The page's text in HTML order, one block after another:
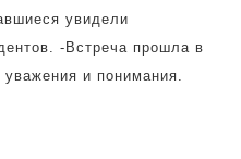
увидели
-Встреча прошла в
уважения и понимания.